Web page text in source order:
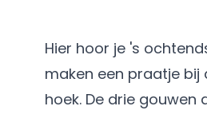
Hier hoor je 's
maken een praatje
hoek. De drie